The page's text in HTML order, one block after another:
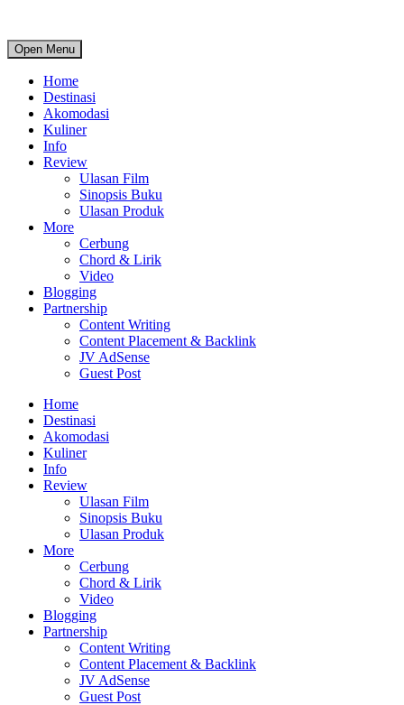
Open Menu
Home
Destinasi
Akomodasi
Kuliner
Info
Review
Ulasan Film
Sinopsis Buku
Ulasan Produk
More
Cerbung
Chord & Lirik
Video
Blogging
Partnership
Content Writing
Content Placement & Backlink
JV AdSense
Guest Post
Home
Destinasi
Akomodasi
Kuliner
Info
Review
Ulasan Film
Sinopsis Buku
Ulasan Produk
More
Cerbung
Chord & Lirik
Video
Blogging
Partnership
Content Writing
Content Placement & Backlink
JV AdSense
Guest Post